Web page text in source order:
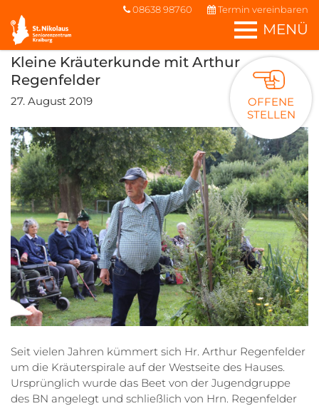
MENÜ
08638 98760 Termin vereinbaren
OFFENE
STELLEN
Kleine Kräuterkunde mit Arthur
Regenfelder
27. August 2019
Seit vielen Jahren kümmert sich Hr. Arthur Regenfelder
um die Kräuterspirale auf der Westseite des Hauses.
Ursprünglich wurde das Beet von der Jugendgruppe
des BN angelegt und schließlich von Hrn. Regenfelder